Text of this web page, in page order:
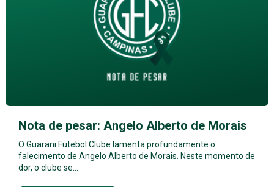
Nota de pesar: Angelo Alberto de Morais
O Guarani Futebol Clube lamenta profundamente o
falecimento de Angelo Alberto de Morais. Neste momento de
dor, o clube se…